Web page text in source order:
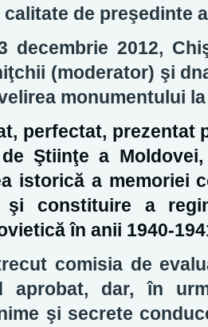
de preşedinte
decembrie 2012,
(moderator) şi
monumentului
perfectat, prezentat
de Ştiinţe a
istorică a memoriei
şi constituire a
în anii 1940-
comisia de
aprobat, dar, în
şi secrete